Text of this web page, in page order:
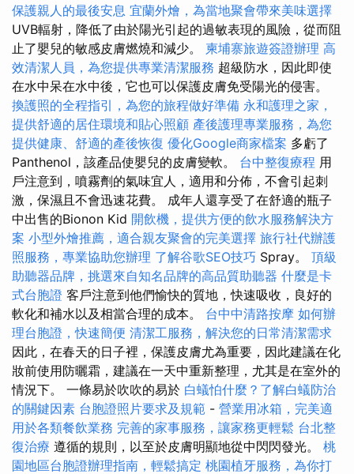
保護親人的最後安息 宜蘭外燴，為當地聚會帶來美味選擇
UVB輻射，降低了由於陽光引起的過敏表現的風險，從而阻
止了嬰兒的敏感皮膚燃燒和減少。 柬埔寨旅遊簽證辦理 高
效清潔人員，為您提供專業清潔服務 超級防水，因此即使
在水中呆在水中後，它也可以保護皮膚免受陽光的侵害。
換護照的全程指引，為您的旅程做好準備 永和護理之家，
提供舒適的居住環境和貼心照顧 產後護理專業服務，為您
提供健康、舒適的產後恢復 優化Google商家檔案 多虧了
Panthenol，該產品使嬰兒的皮膚變軟。 台中整復療程 用
戶注意到，噴霧劑的氣味宜人，適用和分佈，不會引起刺
激，保濕且不會迅速花費。 成年人還享受了在舒適的瓶子
中出售的Bionon Kid 開飲機，提供方便的飲水服務解決方
案 小型外燴推薦，適合親友聚會的完美選擇 旅行社代辦護
照服務，專業協助您辦理 了解谷歌SEO技巧 Spray。 頂級
助聽器品牌，挑選來自知名品牌的高品質助聽器 什麼是卡
式台胞證 客戶注意到他們愉快的質地，快速吸收，良好的
軟化和補水以及相當合理的成本。 台中中清路按摩 如何辦
理台胞證，快速簡便 清潔工服務，解決您的日常清潔需求
因此，在春天的日子裡，保護皮膚尤為重要，因此建議在化
妝前使用防曬霜，建議在一天中重新整理，尤其是在室外的
情況下。 一條易於吹吹的易於 白蟻怕什麼？了解白蟻防治
的關鍵因素 台胞證照片要求及規範 - 營業用冰箱，完美適
用於各類餐飲業務 完善的家事服務，讓家務更輕鬆 台北整
復治療 遵循的規則，以至於皮膚明顯地從中閃閃發光。 桃
園地區台胞證辦理指南，輕鬆搞定 桃園植牙服務，為你打